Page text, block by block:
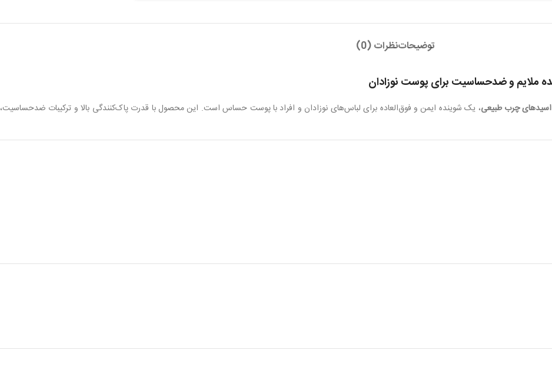
توضیحاتنظرات (0)
اسیدهای چرب طبیعی، یک شوینده ایمن و فوق‌العاده برای لباس‌های نوزادان و افراد با پوست حساس است. این محصول با قدرت پاک‌کنندگی بالا و ترکیبات ضدحساسیت،